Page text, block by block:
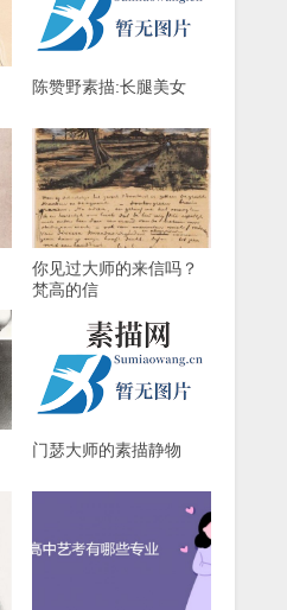
陈赞野素描:长腿美女
你见过大师的来信吗？
梵高的信
门瑟大师的素描静物